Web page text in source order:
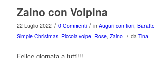
Zaino con Volpina
22 Luglio 2022 / 0 Commenti / in Auguri con fiori,
Simple Christmas, Piccola volpe, Rose, Zaino / da Tina
Felice giornata a tutti!!!